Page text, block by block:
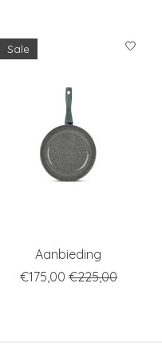
Sale
Aanbieding
€175,00 €225,00